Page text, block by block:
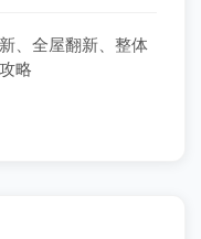
、全屋翻新、整体
略